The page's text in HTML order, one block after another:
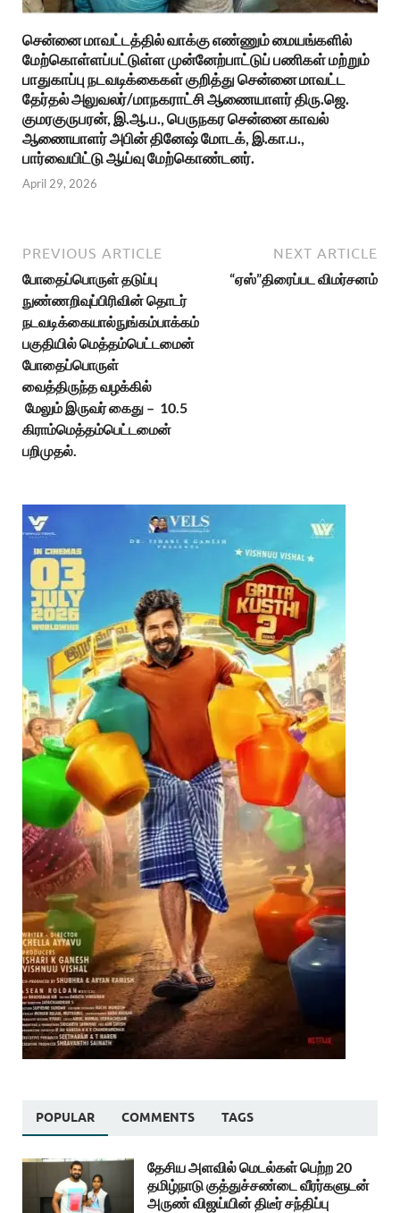
சென்னை மாவட்டத்தில் வாக்கு எண்ணும் மையங்களில்
மேற்கொள்ளப்பட்டுள்ள முன்னேற்பாட்டுப் பணிகள் மற்றும்
பாதுகாப்பு நடவடிக்கைகள் குறித்து சென்னை மாவட்ட
தேர்தல் அலுவலர்/மாநகராட்சி ஆணையாளர் திரு.ஜெ.
குமரகுருபரன், இ.ஆ.ப., பெருநகர சென்னை காவல்
ஆணையாளர் அபின் தினேஷ் மோடக், இ.கா.ப.,
பார்வையிட்டு ஆய்வு மேற்கொண்டனர்.
April 29, 2026
PREVIOUS ARTICLE
போதைப்பொருள் தடுப்பு
நுண்ணறிவுப்பிரிவின் தொடர்
நடவடிக்கையால்நுங்கம்பாக்கம்
பகுதியில் மெத்தம்பெட்டமைன்
போதைப்பொருள்
வைத்திருந்த வழக்கில்
மேலும் இருவர் கைது – 10.5
கிராம்மெத்தம்பெட்டமைன்
பறிமுதல்.
NEXT ARTICLE
“ஏஸ்”திரைப்பட விமர்சனம்
POPULAR COMMENTS TAGS
தேசிய அளவில் மெடல்கள் பெற்ற 20
தமிழ்நாடு குத்துச்சண்டை வீரர்களுடன்
அருண் விஜய்யின் திடீர் சந்திப்பு